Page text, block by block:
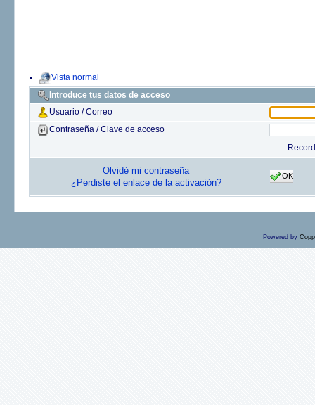
Vista normal
Introduce tus datos de acceso
Usuario / Correo
Contraseña / Clave de acceso
Olvidé mi contraseña
¿Perdiste el enlace de la activación?
OK
Powered by